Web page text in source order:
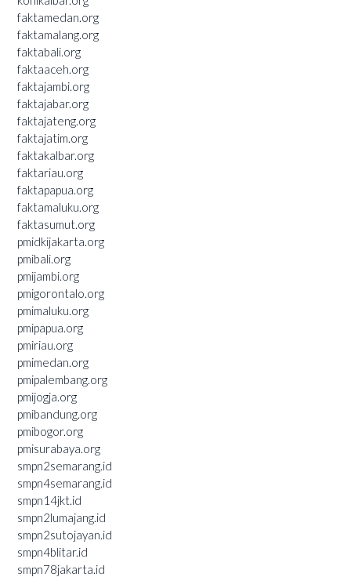
faktamedan.org
faktamalang.org
faktabali.org
faktaaceh.org
faktajambi.org
faktajabar.org
faktajateng.org
faktajatim.org
faktakalbar.org
faktariau.org
faktapapua.org
faktamaluku.org
faktasumut.org
pmidkijakarta.org
pmibali.org
pmijambi.org
pmigorontalo.org
pmimaluku.org
pmipapua.org
pmiriau.org
pmimedan.org
pmipalembang.org
pmijogja.org
pmibandung.org
pmibogor.org
pmisurabaya.org
smpn2semarang.id
smpn4semarang.id
smpn14jkt.id
smpn2lumajang.id
smpn2sutojayan.id
smpn4blitar.id
smpn78jakarta.id